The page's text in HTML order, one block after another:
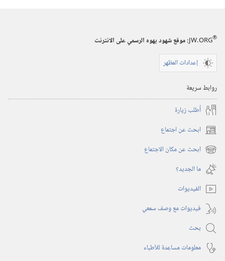
JW.ORG®
:‏ موقع شهود يهوه الرسمي على الانترنت
إعدادات المظهر
روابط سريعة
أُطلب زيارة
ابحث عن اجتماع (يفتح
نافذة
جديدة)
ابحث عن مكان الاجتماع (يفتح
نافذة
جديدة)
ما الجديد؟‏
الفيديوات
فيديوات مع وصف سمعي
بحث
معلومات مساعِدة للأطباء